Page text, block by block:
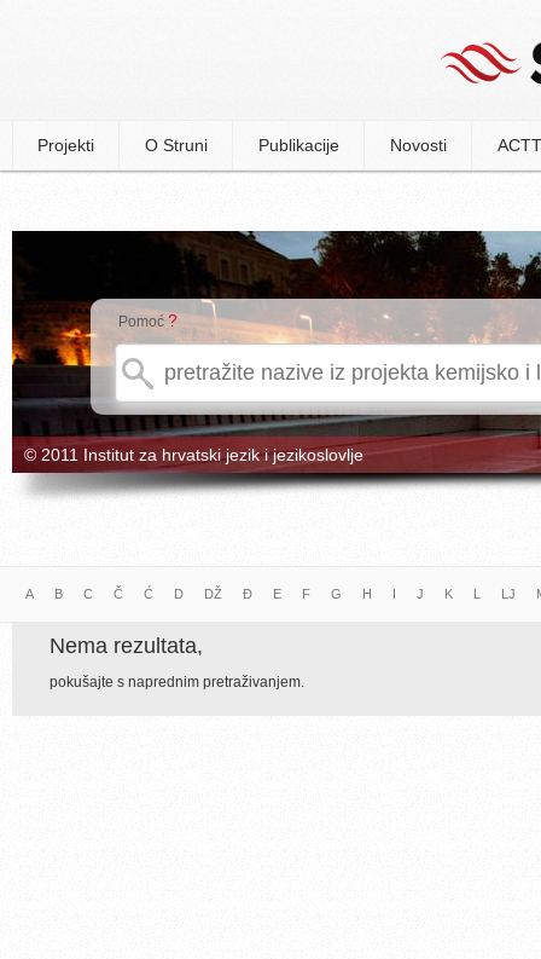
Projekti O Struni Publikacije Novosti
Pomoć ?
© 2011 Institut za hrvatski jezik i jezikoslovlje
A B C Č Ć D DŽ Đ E F G H I J K L LJ
Nema rezultata,
pokušajte s naprednim pretraživanjem.